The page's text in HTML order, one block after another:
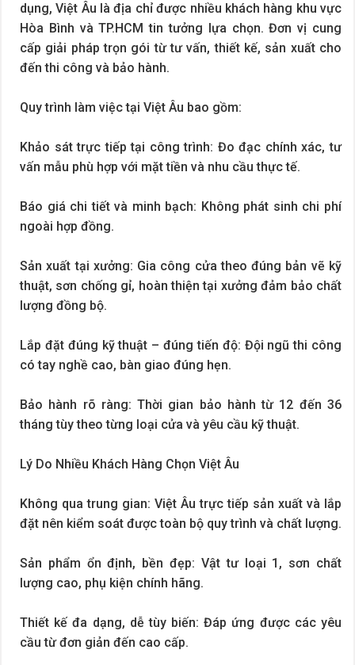
dụng, Việt Âu là địa chỉ được nhiều khách hàng khu vực
Hòa Bình và TP.HCM tin tưởng lựa chọn. Đơn vị cung
cấp giải pháp trọn gói từ tư vấn, thiết kế, sản xuất cho
đến thi công và bảo hành.
Quy trình làm việc tại Việt Âu bao gồm:
Khảo sát trực tiếp tại công trình: Đo đạc chính xác, tư
vấn mẫu phù hợp với mặt tiền và nhu cầu thực tế.
Báo giá chi tiết và minh bạch: Không phát sinh chi phí
ngoài hợp đồng.
Sản xuất tại xưởng: Gia công cửa theo đúng bản vẽ kỹ
thuật, sơn chống gỉ, hoàn thiện tại xưởng đảm bảo chất
lượng đồng bộ.
Lắp đặt đúng kỹ thuật – đúng tiến độ: Đội ngũ thi công
có tay nghề cao, bàn giao đúng hẹn.
Bảo hành rõ ràng: Thời gian bảo hành từ 12 đến 36
tháng tùy theo từng loại cửa và yêu cầu kỹ thuật.
Lý Do Nhiều Khách Hàng Chọn Việt Âu
Không qua trung gian: Việt Âu trực tiếp sản xuất và lắp
đặt nên kiểm soát được toàn bộ quy trình và chất lượng.
Sản phẩm ổn định, bền đẹp: Vật tư loại 1, sơn chất
lượng cao, phụ kiện chính hãng.
Thiết kế đa dạng, dễ tùy biến: Đáp ứng được các yêu
cầu từ đơn giản đến cao cấp.